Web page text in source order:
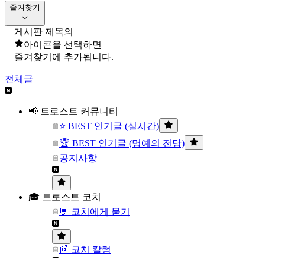
즐겨찾기
게시판 제목의
아이콘을 선택하면
즐겨찾기에 추가됩니다.
전체글
📢 트로스트 커뮤니티
⭐ BEST 인기글 (실시간)
🏆 BEST 인기글 (명예의 전당)
공지사항
🎓 트로스트 코치
💬 코치에게 묻기
📰 코치 칼럼